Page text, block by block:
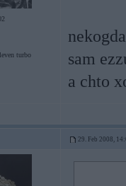
turbo
nekogda
sam
a chto
29. Feb 2008,